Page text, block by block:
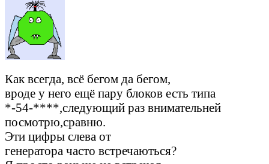
Как всегда, всё бегом да бегом,
вроде у него ещё пару блоков есть типа
*-54-****,следующий раз внимательней
посмотрю,сравню.
Эти цифры слева от
генератора часто встречаються?